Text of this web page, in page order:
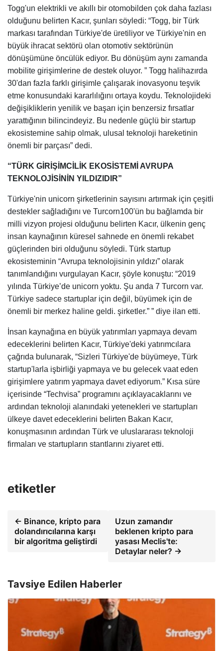
Togg'un elektrikli ve akıllı bir otomobilden çok daha fazlası
olduğunu belirten Kacır, şunları söyledi: “Togg, bir Türk
markası tarafından Türkiye'de üretiliyor ve Türkiye'nin en
büyük ihracat sektörü olan otomotiv sektörünün
dönüşümüne öncülük ediyor. Bu dönüşüm aynı zamanda
mobilite girişimlerine de destek oluyor. ” Togg halihazırda
30'dan fazla farklı girişimle çalışarak inovasyonu teşvik
etme konusundaki kararlılığını ortaya koydu. Teknolojideki
değişikliklerin yenilik ve başarı için benzersiz fırsatlar
yarattığının bilincindeyiz. Bu nedenle güçlü bir startup
ekosistemine sahip olmak, ulusal teknoloji hareketinin
önemli bir parçası” dedi.
“TÜRK GİRİŞİMCİLİK EKOSİSTEMİ AVRUPA
TEKNOLOJİSİNİN YILDIZIDIR”
Türkiye'nin unicorn şirketlerinin sayısını artırmak için çeşitli
destekler sağladığını ve Turcorn100'ün bu bağlamda bir
milli vizyon projesi olduğunu belirten Kacır, ülkenin genç
insan kaynağının küresel sahnede en önemli rekabet
güçlerinden biri olduğunu söyledi. Türk startup
ekosisteminin “Avrupa teknolojisinin yıldızı” olarak
tanımlandığını vurgulayan Kacır, şöyle konuştu: “2019
yılında Türkiye’de unicorn yoktu. Şu anda 7 Turcorn var.
Türkiye sadece startuplar için değil, büyümek için de
önemli bir merkez haline geldi. şirketler.” ” diye ilan etti.
İnsan kaynağına en büyük yatırımları yapmaya devam
edeceklerini belirten Kacır, Türkiye'deki yatırımcılara
çağrıda bulunarak, “Sizleri Türkiye'de büyümeye, Türk
startup'larla işbirliği yapmaya ve bu gelecek vaat eden
girişimlere yatırım yapmaya davet ediyorum.” Kısa süre
içerisinde “Techvisa” programını açıklayacaklarını ve
ardından teknoloji alanındaki yetenekleri ve startupları
ülkeye davet edeceklerini belirten Bakan Kacır,
konuşmasının ardından Türk ve uluslararası teknoloji
firmaları ve startupların stantlarını ziyaret etti.
etiketler
← Binance, kripto para
dolandırıcılarına karşı
bir algoritma geliştirdi
Uzun zamandır
beklenen kripto para
yasası Meclis'te:
Detaylar neler? →
Tavsiye Edilen Haberler